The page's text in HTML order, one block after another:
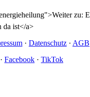
zu:
da ist</a>
· Datenschutz · AGB
· Facebook · TikTok